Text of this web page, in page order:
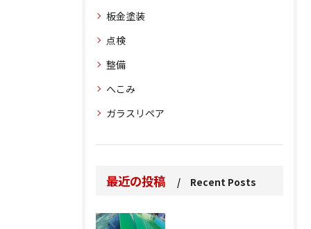
板金塗装
点検
整備
へこみ
ガラスリペア
最近の投稿 Recent Posts